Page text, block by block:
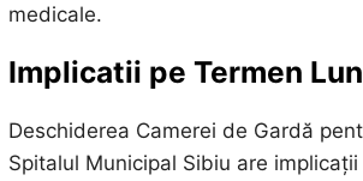
medicale.
Implicatii pe Termen
Deschiderea Camerei de Gardă
Spitalul Municipal Sibiu are